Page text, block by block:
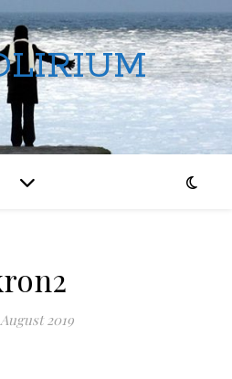
2019